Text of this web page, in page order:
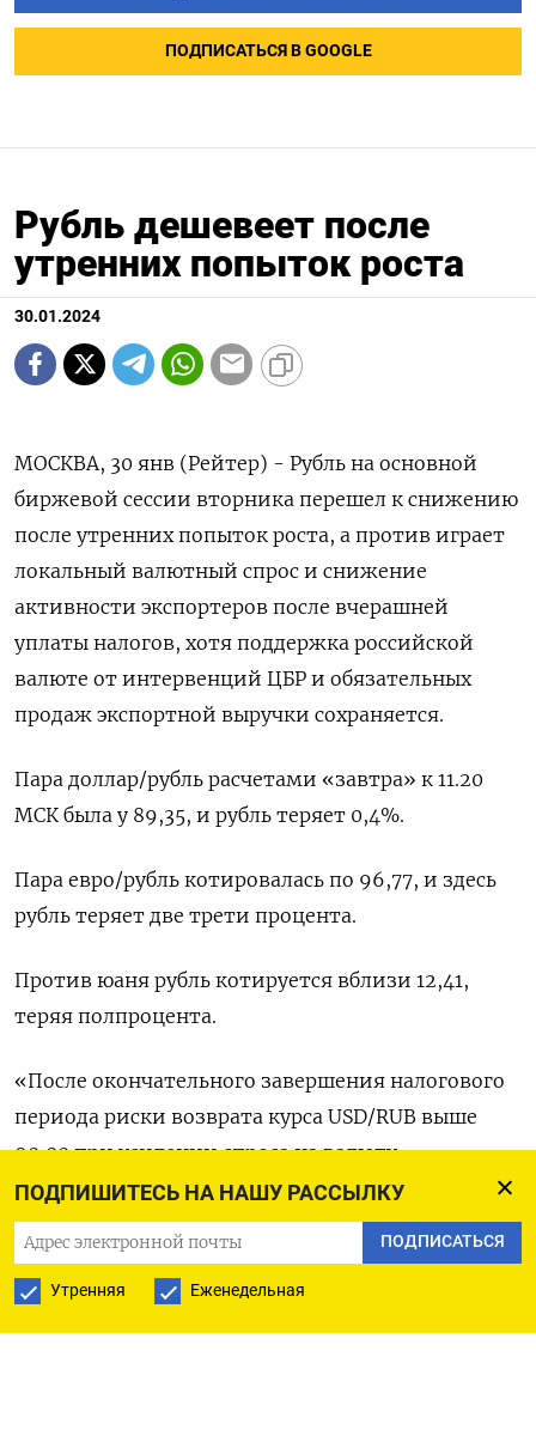
ПОДПИШИТЕСЬ НА НАШУ РАССЫЛКУ
ПОДПИСАТЬСЯ
Утренняя Еженедельная
ПОДПИСАТЬСЯ В GOOGLE
Рубль дешевеет после
утренних попыток роста
30.01.2024
МОСКВА, 30 янв (Рейтер) - Рубль на основной
биржевой сессии вторника перешел к снижению
после утренних попыток роста, а против играет
локальный валютный спрос и снижение
активности экспортеров после вчерашней
уплаты налогов, хотя поддержка российской
валюте от интервенций ЦБР и обязательных
продаж экспортной выручки сохраняется.
Пара доллар/рубль расчетами «завтра» к 11.20
МСК была у 89,35, и рубль теряет 0,4%.
Пара евро/рубль котировалась по 96,77, и здесь
рубль теряет две трети процента.
Против юаня рубль котируется вблизи 12,41,
теряя полпроцента.
«После окончательного завершения налогового
периода риски возврата курса USD/RUB выше
90,00 при усилении спроса на валюту
сохраняются», - полагают аналитики банка
Сантк-Петербург.
Спрос на иностранную валюту сейчас во многом